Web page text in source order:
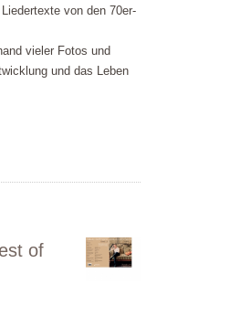
von den 70er-
vieler Fotos und
und das Leben
of